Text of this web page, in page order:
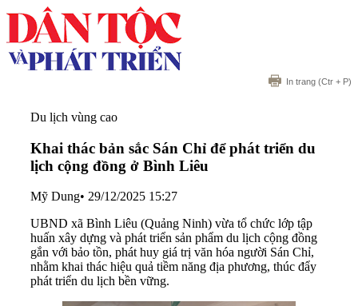
In trang (Ctr + P)
Du lịch vùng cao
Khai thác bản sắc Sán Chỉ để phát triển du
lịch cộng đồng ở Bình Liêu
Mỹ Dung• 29/12/2025 15:27
UBND xã Bình Liêu (Quảng Ninh) vừa tổ chức lớp tập
huấn xây dựng và phát triển sản phẩm du lịch cộng đồng
gắn với bảo tồn, phát huy giá trị văn hóa người Sán Chỉ,
nhằm khai thác hiệu quả tiềm năng địa phương, thúc đẩy
phát triển du lịch bền vững.